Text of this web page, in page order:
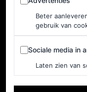
Home
Beter
gebruik van
Sociale media in
Sociale media in
Laten zien van